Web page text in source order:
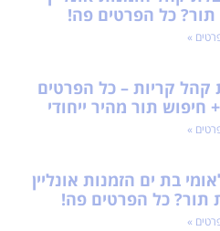
תור? כל הפרטים פה!
»
קהל קריות – כל הפרטים
חיפוש תור מהיר ייחודי
»
בת ים הזמנות אונליין
תור? כל הפרטים פה!
»